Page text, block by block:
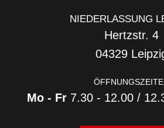
NIEDERLASSUNG
Hertzstr. 4
04329
Mo - Fr7.30 - 12.00 /